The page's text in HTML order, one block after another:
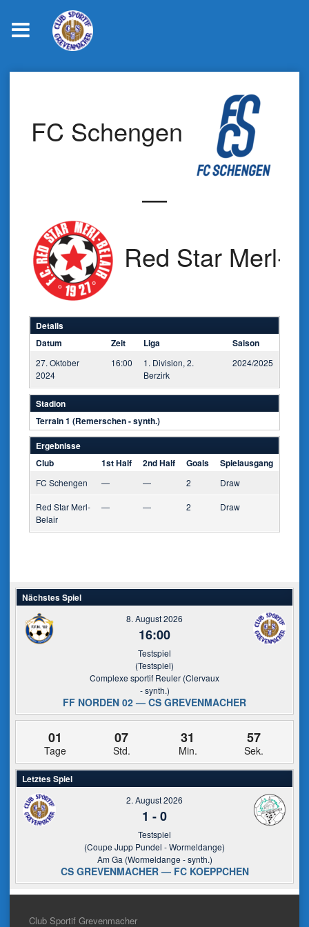
FC Schengen
—
Red Star Merl-
Details
Datum
Zeit Liga Saison
27. Oktober
2024
16:00
1. Division, 2.
Berzirk
2024/2025
Stadion
Terrain 1 (Remerschen - synth.)
Ergebnisse
Club
1st Half 2nd Half Goals Spielausgang
FC Schengen — — 2 Draw
Red Star Merl-
Belair
— — 2 Draw
Nächstes Spiel
8. August 2026
16:00
Testspiel
(Testspiel)
Complexe sportif Reuler (Clervaux
- synth.)
FF NORDEN 02 — CS GREVENMACHER
01
Tage
07
Std.
31
Min.
57
Sek.
Letztes Spiel
2. August 2026
1 -0
Testspiel
(Coupe Jupp Pundel - Wormeldange)
Am Ga (Wormeldange - synth.)
CS GREVENMACHER — FC KOEPPCHEN
Club Sportif Grevenmacher